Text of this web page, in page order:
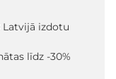
Latvijā izdotu
līdz -30%